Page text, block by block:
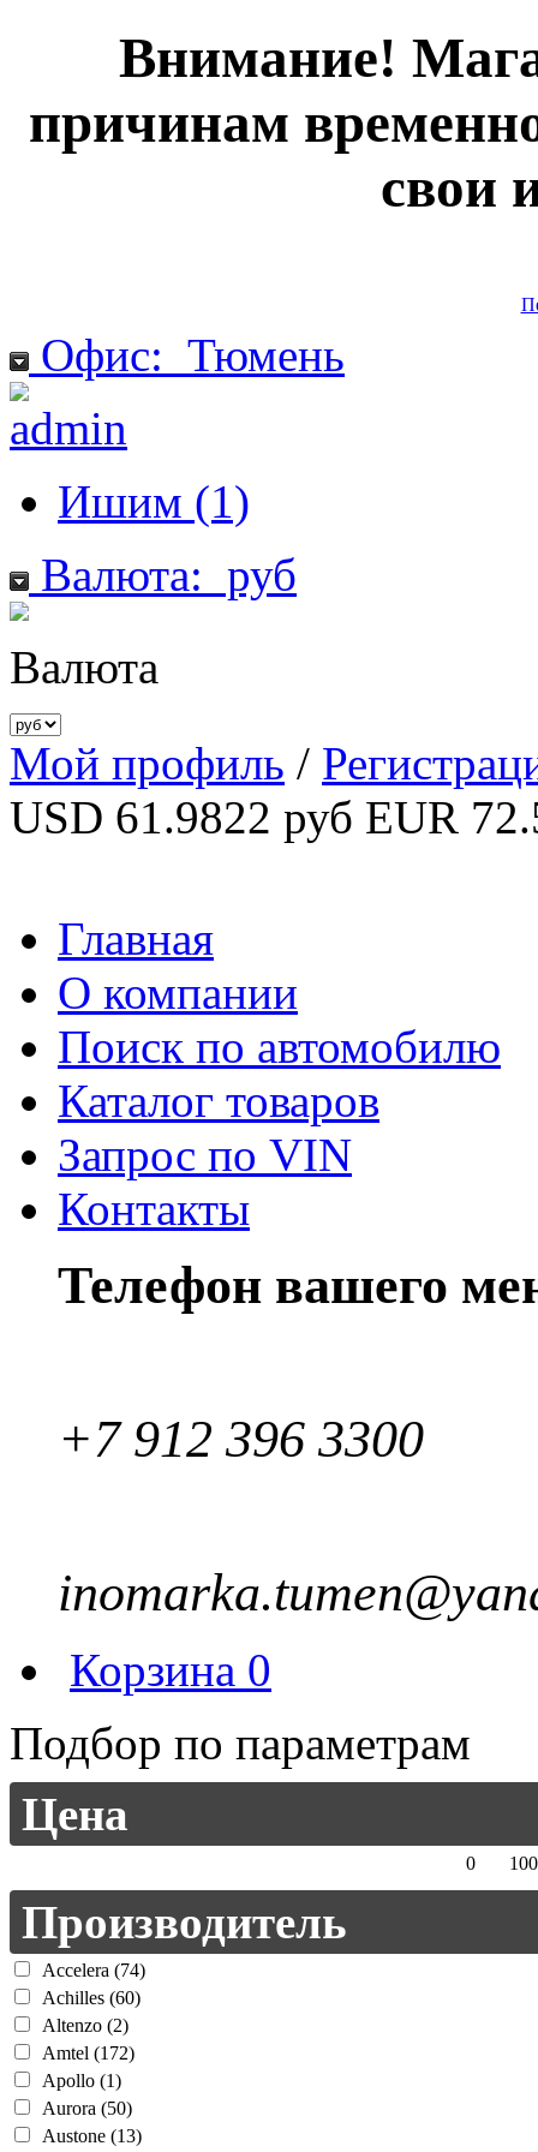
Внимание!
причинам
свои
Офис: Тюмень
Ишим (1)
Валюта: руб
Валюта
Мой профиль /
USD 61.9822 руб EUR
Главная
О компании
Поиск по автомобилю
Каталог товаров
Запрос по VIN
Контакты
Телефон вашего
+7 912 396 3300
Корзина 0
Подбор по параметрам
Цена
0
Производитель
Accelera (74)
Achilles (60)
Altenzo (2)
Amtel (172)
Apollo (1)
Aurora (50)
Austone (13)